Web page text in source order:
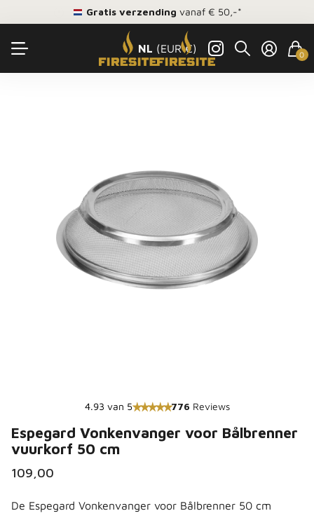
Gratis verzending vanaf € 50,-*
NL (EUR €) 0
4.93 van 5 776 Reviews
Espegard Vonkenvanger voor Bålbrenner
vuurkorf 50 cm
109,00
De Espegard Vonkenvanger voor Bålbrenner 50 cm